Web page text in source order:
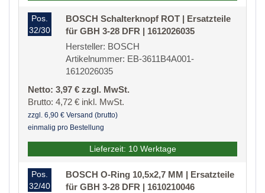
Pos.
32/30
BOSCH Schalterknopf ROT | Ersatzteile
für GBH 3-28 DFR | 1612026035
Hersteller: BOSCH
Artikelnummer: EB-3611B4A001-
1612026035
Netto: 3,97 € zzgl. MwSt.
Brutto: 4,72 € inkl. MwSt.
zzgl. 6,90 € Versand (brutto)
einmalig pro Bestellung
Lieferzeit: 10 Werktage
Pos.
32/40
BOSCH O-Ring 10,5x2,7 MM | Ersatzteile
für GBH 3-28 DFR | 1610210046